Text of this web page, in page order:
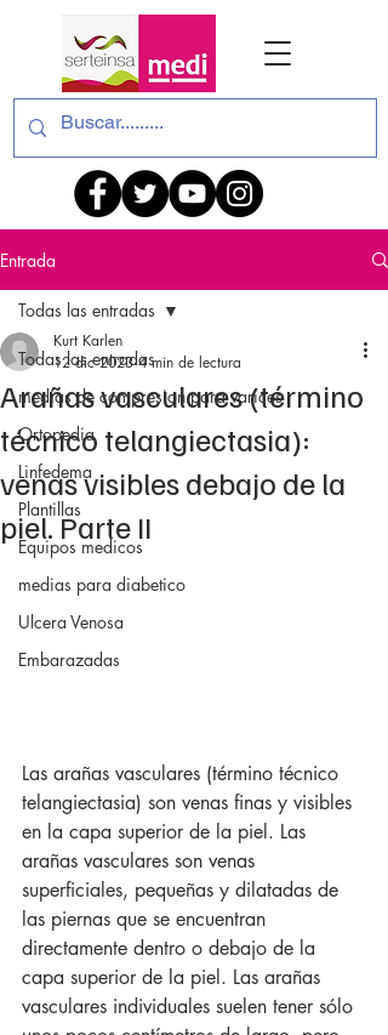
Entrada
Todas las entradas
medias de compresion para varices
Ortopedia
Linfedema
Plantillas
Equipos medicos
medias para diabetico
Ulcera Venosa
Embarazadas
Todas las entradas
Arañas vasculares (término
técnico telangiectasia):
venas visibles debajo de la
piel. Parte II
Kurt Karlen
12 dic 2023 4 min de lectura
Las arañas vasculares (término técnico
telangiectasia) son venas finas y visibles
en la capa superior de la piel. Las
arañas vasculares son venas
superficiales, pequeñas y dilatadas de
las piernas que se encuentran
directamente dentro o debajo de la
capa superior de la piel. Las arañas
vasculares individuales suelen tener sólo